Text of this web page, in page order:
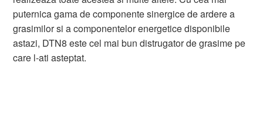
puternica gama de componente sinergice de ardere a
grasimilor si a componentelor energetice disponibile
astazi, DTN8 este cel mai bun distrugator de grasime pe
care l-ati asteptat.